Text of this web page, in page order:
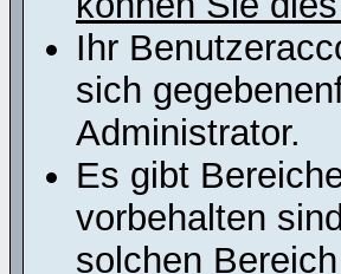
Ihr
sich
Administrator.
Es gibt
vorbehalten
solchen